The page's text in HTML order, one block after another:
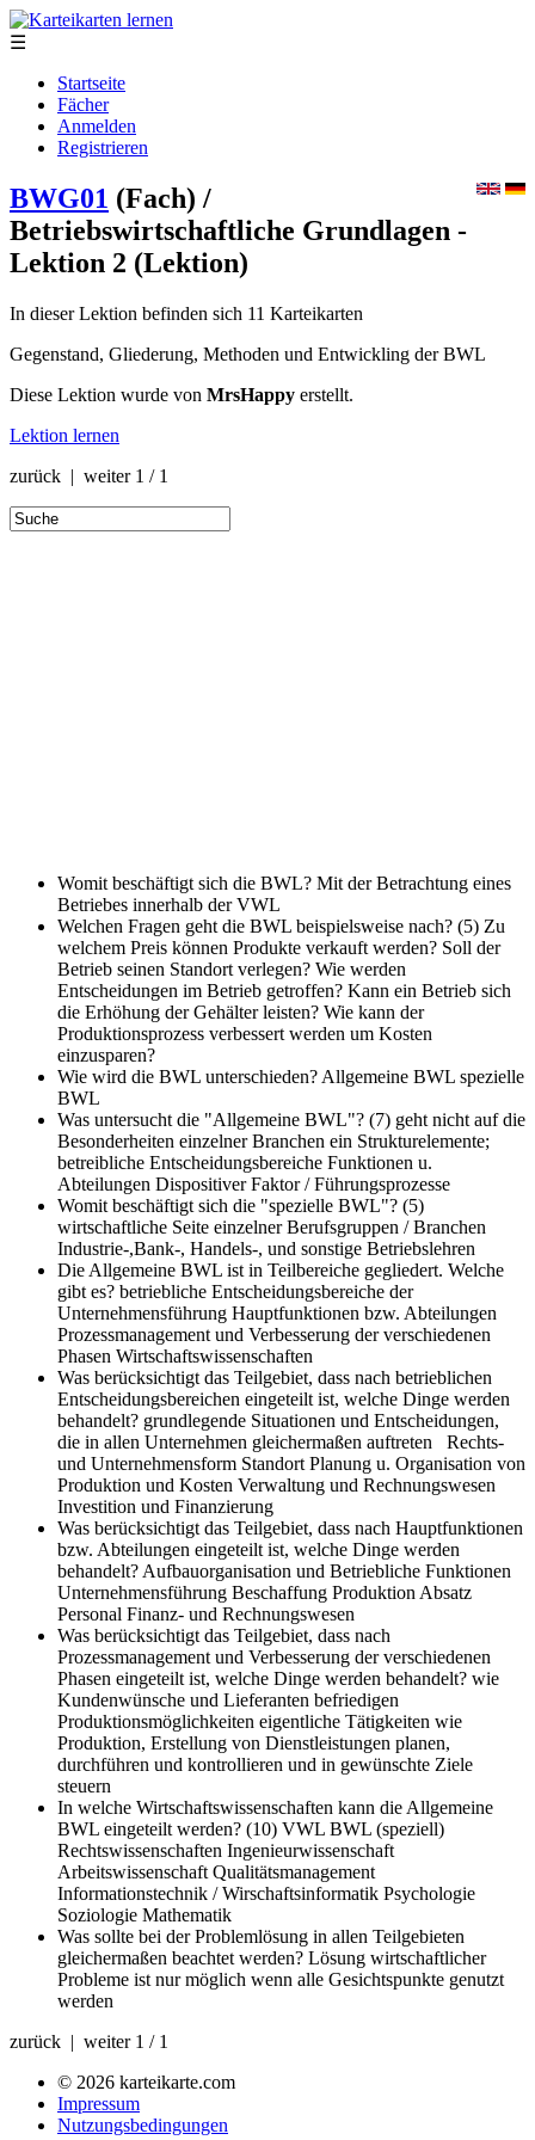
☰
Startseite
Fächer
Anmelden
Registrieren
BWG01 (Fach) /
Betriebswirtschaftliche Grundlagen -
Lektion 2 (Lektion)
In dieser Lektion befinden sich 11 Karteikarten
Gegenstand, Gliederung, Methoden und Entwickling der BWL
Diese Lektion wurde von MrsHappy erstellt.
Lektion lernen
zurück | weiter 1 / 1
Womit beschäftigt sich die BWL? Mit der Betrachtung eines
Betriebes innerhalb der VWL
Welchen Fragen geht die BWL beispielsweise nach? (5) Zu
welchem Preis können Produkte verkauft werden? Soll der
Betrieb seinen Standort verlegen? Wie werden
Entscheidungen im Betrieb getroffen? Kann ein Betrieb sich
die Erhöhung der Gehälter leisten? Wie kann der
Produktionsprozess verbessert werden um Kosten
einzusparen?
Wie wird die BWL unterschieden? Allgemeine BWL spezielle
BWL
Was untersucht die "Allgemeine BWL"? (7) geht nicht auf die
Besonderheiten einzelner Branchen ein Strukturelemente;
betreibliche Entscheidungsbereiche Funktionen u.
Abteilungen Dispositiver Faktor / Führungsprozesse
Womit beschäftigt sich die "spezielle BWL"? (5)
wirtschaftliche Seite einzelner Berufsgruppen / Branchen
Industrie-,Bank-, Handels-, und sonstige Betriebslehren
Die Allgemeine BWL ist in Teilbereiche gegliedert. Welche
gibt es? betriebliche Entscheidungsbereiche der
Unternehmensführung Hauptfunktionen bzw. Abteilungen
Prozessmanagement und Verbesserung der verschiedenen
Phasen Wirtschaftswissenschaften
Was berücksichtigt das Teilgebiet, dass nach betrieblichen
Entscheidungsbereichen eingeteilt ist, welche Dinge werden
behandelt? grundlegende Situationen und Entscheidungen,
die in allen Unternehmen gleichermaßen auftreten Rechts-
und Unternehmensform Standort Planung u. Organisation von
Produktion und Kosten Verwaltung und Rechnungswesen
Investition und Finanzierung
Was berücksichtigt das Teilgebiet, dass nach Hauptfunktionen
bzw. Abteilungen eingeteilt ist, welche Dinge werden
behandelt? Aufbauorganisation und Betriebliche Funktionen
Unternehmensführung Beschaffung Produktion Absatz
Personal Finanz- und Rechnungswesen
Was berücksichtigt das Teilgebiet, dass nach
Prozessmanagement und Verbesserung der verschiedenen
Phasen eingeteilt ist, welche Dinge werden behandelt? wie
Kundenwünsche und Lieferanten befriedigen
Produktionsmöglichkeiten eigentliche Tätigkeiten wie
Produktion, Erstellung von Dienstleistungen planen,
durchführen und kontrollieren und in gewünschte Ziele
steuern
In welche Wirtschaftswissenschaften kann die Allgemeine
BWL eingeteilt werden? (10) VWL BWL (speziell)
Rechtswissenschaften Ingenieurwissenschaft
Arbeitswissenschaft Qualitätsmanagement
Informationstechnik / Wirschaftsinformatik Psychologie
Soziologie Mathematik
Was sollte bei der Problemlösung in allen Teilgebieten
gleichermaßen beachtet werden? Lösung wirtschaftlicher
Probleme ist nur möglich wenn alle Gesichtspunkte genutzt
werden
zurück | weiter 1 / 1
© 2026 karteikarte.com
Impressum
Nutzungsbedingungen